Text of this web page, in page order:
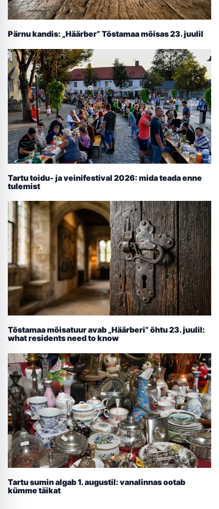
Pärnu kandis: „Häärber” Tõstamaa mõisas 23. juulil
Tartu toidu- ja veinifestival 2026: mida teada enne
tulemist
Tõstamaa mõisatuur avab „Häärberi” õhtu 23. juulil:
what residents need to know
Tartu sumin algab 1. augustil: vanalinnas ootab
kümme täikat